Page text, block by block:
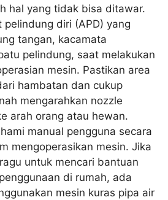
hal yang tidak bisa ditawar.
pelindung diri (APD) yang
tangan, kacamata
pelindung, saat melakukan
mesin. Pastikan area
hambatan dan cukup
mengarahkan nozzle
arah orang atau hewan.
manual pengguna secara
mengoperasikan mesin. Jika
untuk mencari bantuan
di rumah, ada
mesin kuras pipa air